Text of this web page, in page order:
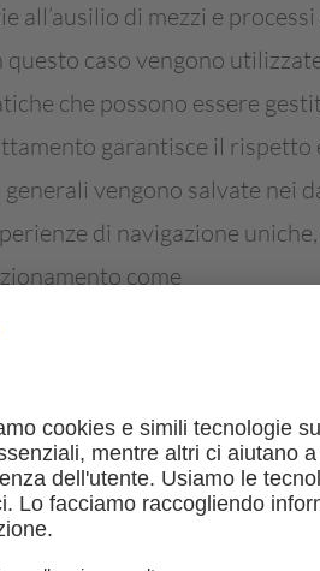
all’ausilio di mezzi e
caso vengono
che possono essere
garantisce il
vengono salvate nei
di navigazione
come
browser utilizzato
il sistema raggiunge il
il sistema raggiunge dal